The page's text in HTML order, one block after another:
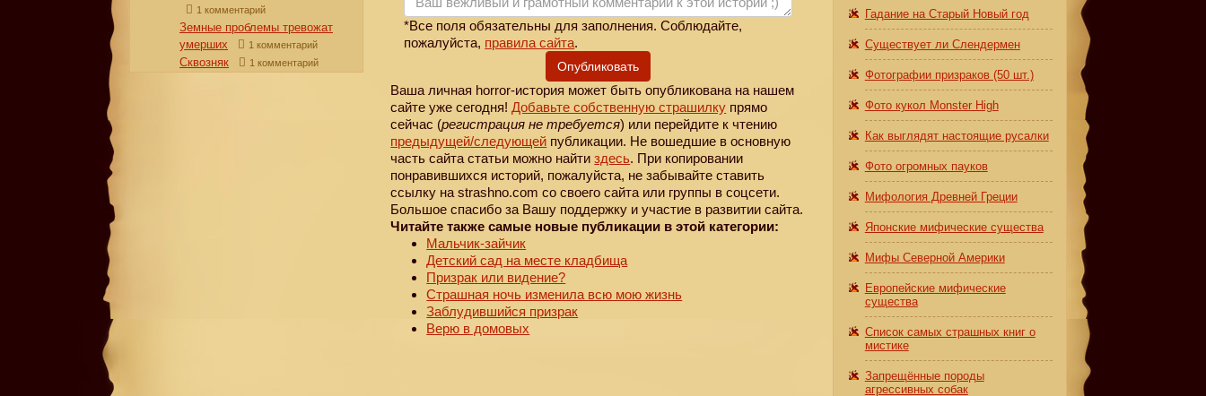
*Все поля обязательны для заполнения. Соблюдайте,
пожалуйста, правила сайта.
Опубликовать
Ваша личная horror-история может быть опубликована на нашем
сайте уже сегодня!Добавьте собственную страшилку прямо
сейчас (регистрация не требуется) или перейдите к чтению
предыдущей/следующей публикации. Не вошедшие в основную
часть сайта статьи можно найтиздесь. При копировании
понравившихся историй, пожалуйста, не забывайте ставить
ссылку на strashno.com со своего сайта или группы в соцсети.
Большое спасибо за Вашу поддержку и участие в развитии сайта.
Читайте также самые новые публикации в этой категории:
Мальчик-зайчик
Детский сад на месте кладбища
Призрак или видение?
Страшная ночь изменила всю мою жизнь
Заблудившийся призрак
Верю в домовых
1 комментарий
Земные проблемы тревожат
умерших
1 комментарий
Сквозняк 1 комментарий
Гадание на Старый Новый год
Существует ли Слендермен
Фотографии призраков (50 шт.)
Фото кукол Monster High
Как выглядят настоящие русалки
Фото огромных пауков
Мифология Древней Греции
Японские мифические существа
Мифы Северной Америки
Европейские мифические
существа
Список самых страшных книг о
мистике
Запрещённые породы
агрессивных собак